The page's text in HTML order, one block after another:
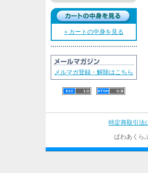
» カートの中身を見る
メルマガ登録・解除はこちら
特定商取引法
ぱわあくら